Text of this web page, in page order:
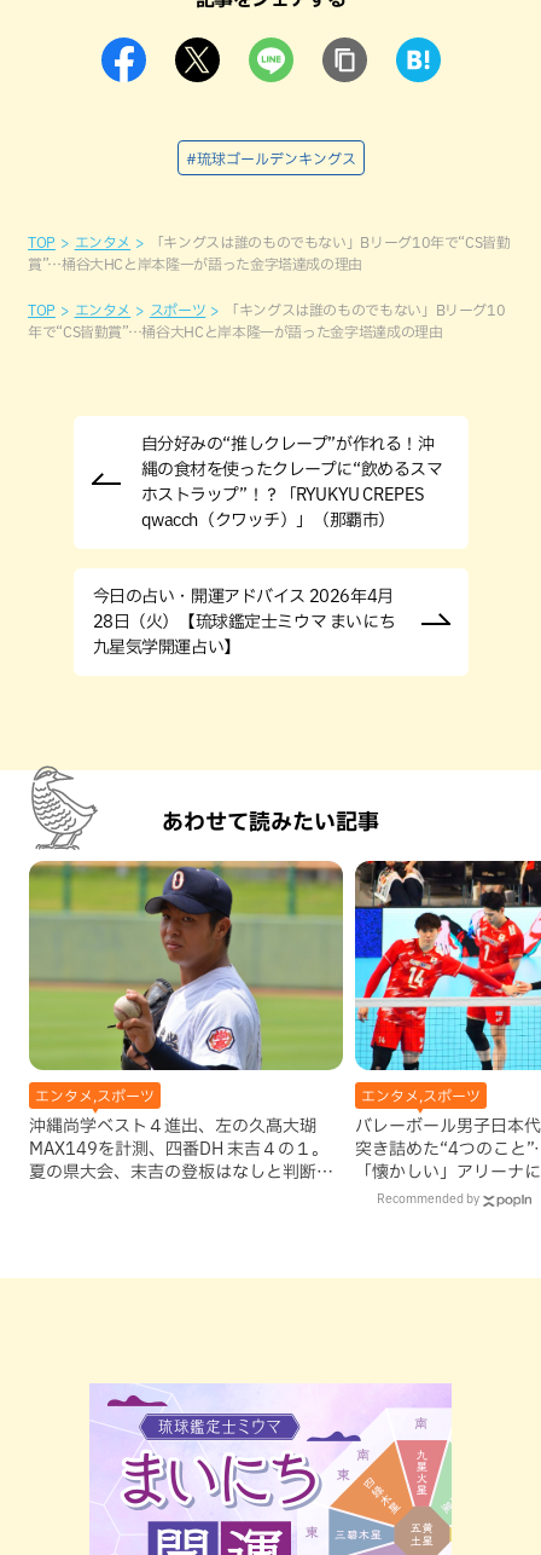
#琉球ゴールデンキングス
TOP エンタメ
「キングスは誰のものでもない」Bリーグ10年で“CS皆勤
賞”…桶谷大HCと岸本隆一が語った金字塔達成の理由
TOP エンタメ スポーツ
「キングスは誰のものでもない」Bリーグ10
年で“CS皆勤賞”…桶谷大HCと岸本隆一が語った金字塔達成の理由
自分好みの“推しクレープ”が作れる！沖
縄の食材を使ったクレープに“飲めるスマ
ホストラップ”！？「RYUKYU CREPES
qwacch（クワッチ）」（那覇市）
今日の占い・開運アドバイス 2026年4月
28日（火）【琉球鑑定士ミウマ まいにち
九星気学開運占い】
あわせて読みたい記事
エンタメ,スポーツ
沖縄尚学ベスト４進出、左の久髙大瑚
MAX149を計測、四番DH 末吉４の１。
夏の県大会、末吉の登板はなしと判断し
エンタメ,スポーツ
バレーボール男子日本
突き詰めた“4つのこと
「懐かしい」アリーナ
Recommended by